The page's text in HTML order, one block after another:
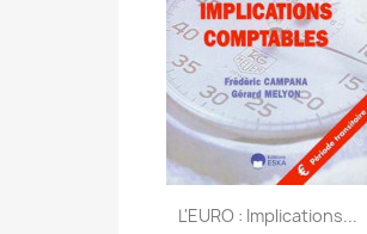
L'EURO : Implications...